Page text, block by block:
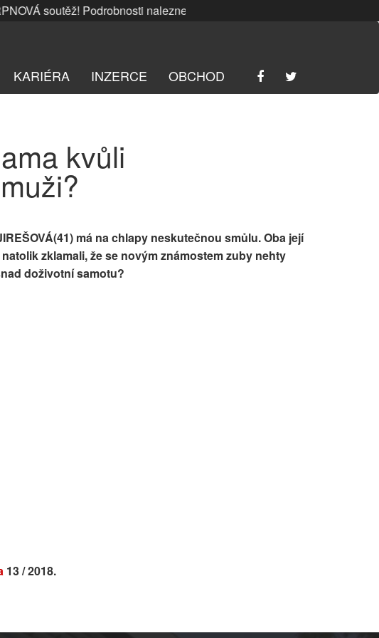
soutěž! Podrobnosti nalezneteZDE
KARIÉRA INZERCE OBCHOD
kvůli
má na chlapy neskutečnou smůlu. Oba její
zklamali, že se novým známostem zuby nehty
doživotní samotu?
13 / 2018.